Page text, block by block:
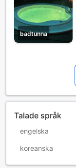
badtunna
Talade språk
engelska
koreanska